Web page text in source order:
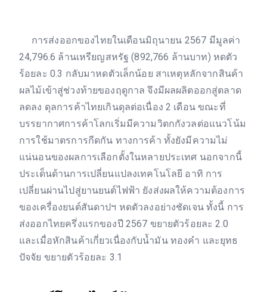
การส่งออกของไทยในเดือนมิถุนายน 2567 มีมูลค่า
24,796.6 ล้านเหรียญสหรัฐ (892,766 ล้านบาท) หดตัว
ร้อยละ 0.3 กลับมาหดตัวเล็กน้อย สาเหตุหลักจากสินค้า
ผลไม้เข้าสู่ช่วงท้ายของฤดูกาล จึงมีผลผลิตออกสู่ตลาด
ลดลง ดุลการค้าไทยเกินดุลต่อเนื่อง 2 เดือน ขณะที่
บรรยากาศการค้าโลกเริ่มมีความวิตกกังวลต่อแนวโน้ม
การใช้มาตรการกีดกัน ทางการค้า ทั้งยังมีความไม่
แน่นอนของผลการเลือกตั้งในหลายประเทศ นอกจากนี้
ประเด็นด้านการเปลี่ยนแปลงเทคโนโลยี อาทิ การ
เปลี่ยนผ่านไปสู่ยานยนต์ไฟฟ้า ยังส่งผลให้ความต้องการ
ของเครื่องยนต์สันดาปฯ หดตัวลงอย่างชัดเจน ทั้งนี้ การ
ส่งออกไทยครึ่งแรกของปี 2567 ขยายตัวร้อยละ 2.0
และเมื่อหักสินค้าเกี่ยวเนื่องกับน้ำมัน ทองคำ และยุทธ
ปัจจัย ขยายตัวร้อยละ 3.1